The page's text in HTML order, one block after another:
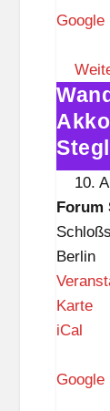
u
S
t
e
g
l
i
t
z
Google
„600
im
Forum
Steglitz
10.
Forum
Berlin
KarteF
u
iCal
Google